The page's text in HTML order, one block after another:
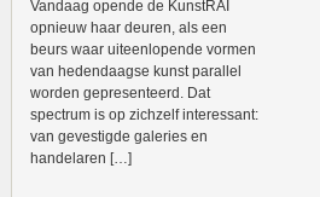
Vandaag opende de KunstRAI
opnieuw haar deuren, als een
beurs waar uiteenlopende vormen
van hedendaagse kunst parallel
worden gepresenteerd. Dat
spectrum is op zichzelf interessant:
van gevestigde galeries en
handelaren […]